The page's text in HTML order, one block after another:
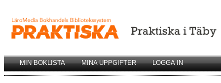
MIN BOKLISTA MINA UPPGIFTER LOGGA IN